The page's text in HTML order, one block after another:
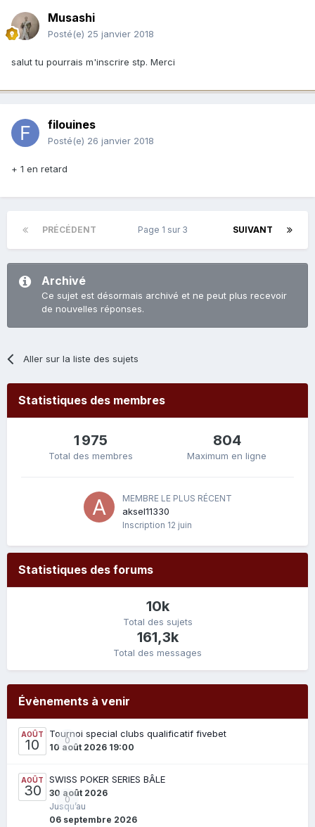
Musashi
Posté(e) 25 janvier 2018
salut tu pourrais m'inscrire stp. Merci
filouines
Posté(e) 26 janvier 2018
+ 1 en retard
PRÉCÉDENT SUIVANT
Page 1 sur 3
Archivé
Ce sujet est désormais archivé et ne peut plus recevoir
de nouvelles réponses.
Aller sur la liste des sujets
Statistiques des membres
1 975
Total des membres
804
Maximum en ligne
MEMBRE LE PLUS RÉCENT
aksel11330
Inscription 12 juin
Statistiques des forums
10k
Total des sujets
161,3k
Total des messages
Évènements à venir
AOÛT
10 0
Tournoi special clubs qualificatif fivebet
10 août 2026 19:00
AOÛT
30
0
SWISS POKER SERIES BÂLE
30 août 2026
Jusqu’au
06 septembre 2026